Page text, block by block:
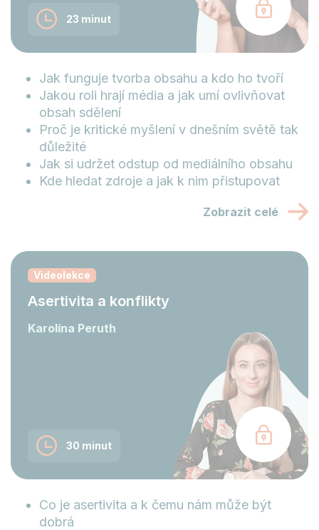
23 minut
Jak funguje tvorba obsahu a kdo ho tvoří
Jakou roli hrají média a jak umí ovlivňovat
obsah sdělení
Proč je kritické myšlení v dnešním světě tak
důležité
Jak si udržet odstup od mediálního obsahu
Kde hledat zdroje a jak k nim přistupovat
Zobrazit celé
Videolekce
Asertivita a konflikty
Karolína Peruth
30 minut
Co je asertivita a k čemu nám může být
dobrá